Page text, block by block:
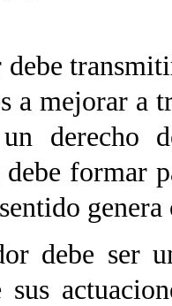
a mejorar a
derecho
debe formar
debe ser
sus